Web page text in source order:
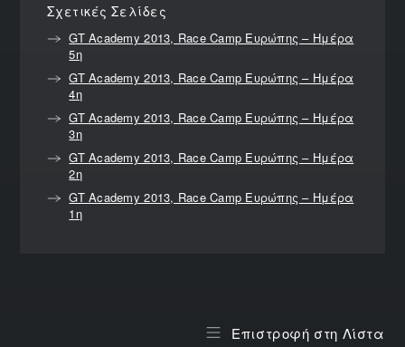
Σχετικές Σελίδες
GT Academy 2013, Race Camp Ευρώπης – Ημέρα
5η
GT Academy 2013, Race Camp Ευρώπης – Ημέρα
4η
GT Academy 2013, Race Camp Ευρώπης – Ημέρα
3η
GT Academy 2013, Race Camp Ευρώπης – Ημέρα
2η
GT Academy 2013, Race Camp Ευρώπης – Ημέρα
1η
Επιστροφή στη Λίστα